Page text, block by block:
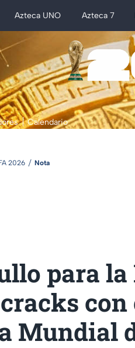
Azteca UNO Azteca 7
Calendario
2026 Nota
para la
con
Mundial